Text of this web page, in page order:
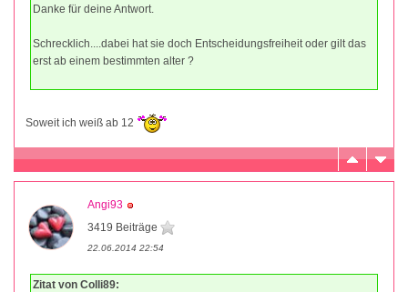
Danke für deine Antwort.
Schrecklich....dabei hat sie doch Entscheidungsfreiheit oder gilt das
erst ab einem bestimmten alter ?
Soweit ich weiß ab 12
Angi93
3419 Beiträge
22.06.2014 22:54
Zitat von Colli89: